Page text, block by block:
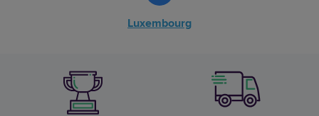
Luxembourg